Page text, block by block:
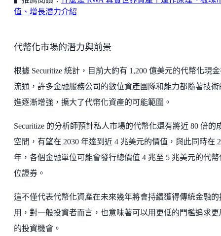
值、增長潛力介紹
代幣化市場的潛力與前景
根據 Securitize 統計，目前大約有 1,200 億美元的代幣化現
流通，許多金融服務公司的數位資產團隊和能力都隨著技術
進逐漸增強，擴大了代幣化資產的可能範圍。
Securitize 的分析師預計私人市場的代幣化還有將近 80 倍的
空間，有望在 2030 年達到近 4 兆美元的價值，與此同時在
年，各個金融單位可能會發行總價值 4 兆至 5 兆美元的代幣
位證券。
這不僅代表代幣化資產在未來幾年將會持續獲得傳統金融的
用，對一般投資者而言，也意味著可以用更低的門檻追求更
的投資機會。